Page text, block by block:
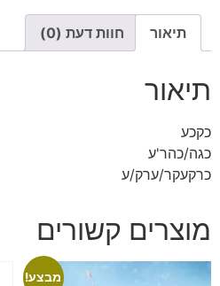
תיאור חוות דעת (0)
תיאור
כקכע
כגה/כהר'ע
כרקעקר/ערק/ע
מוצרים קשורים
מבצע!